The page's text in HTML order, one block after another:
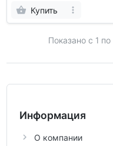
Купить
Показано с 1 по
Информация
О компании